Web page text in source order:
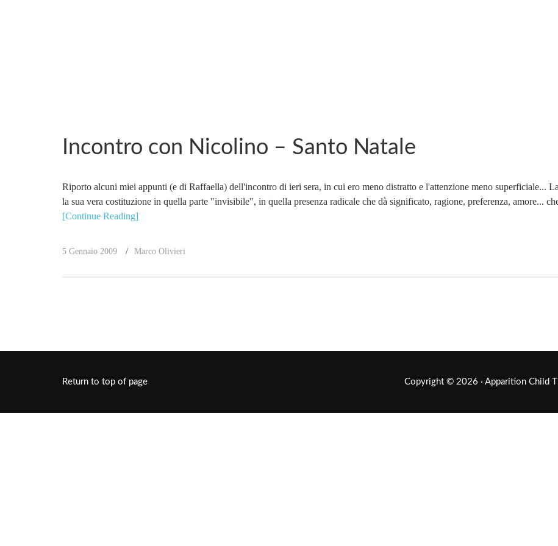
Incontro con Nicolino – Santo Natale
Riporto alcuni miei appunti (e di Raffaella) dell'incontro di ieri sera, in cui ero meno distratto e l'attenzione meno superficiale...
la sua vera costituzione in quella parte "invisibile", in quella presenza radicale che dà significato, ragione, preferenza, amore...
[Continue Reading]
5 Gennaio 2009 Marco Olivieri
Return to top of page Copyright © 2026 · Apparition Child